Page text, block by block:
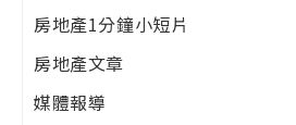
房地產1分鐘小短片
房地產文章
媒體報導